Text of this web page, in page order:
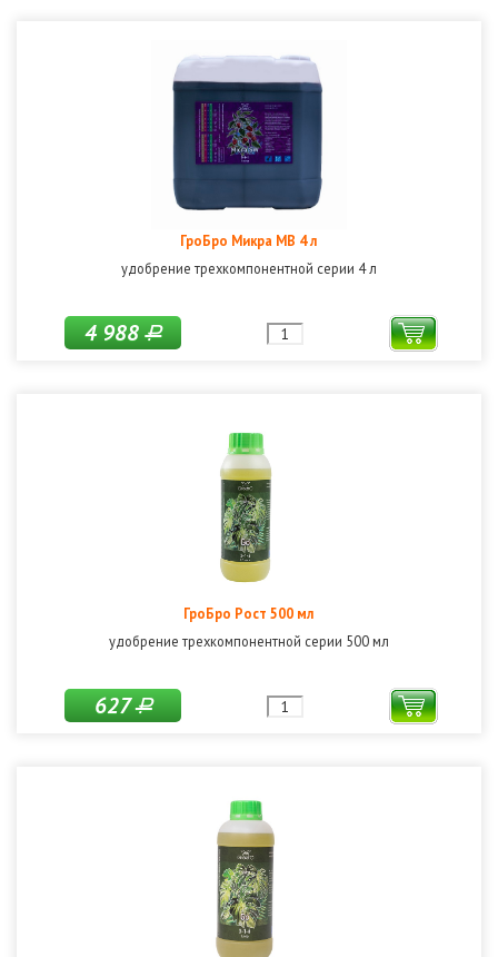
ГроБро Микра МВ 4 л
удобрение трехкомпонентной серии 4 л
4 988Р
ГроБро Рост 500 мл
удобрение трехкомпонентной серии 500 мл
627Р